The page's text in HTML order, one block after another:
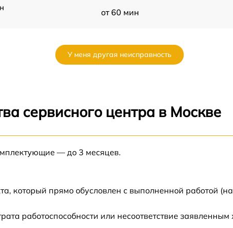
от 60 мин
W от 60 мин
У меня другая неисправность
сервисного центра в Москве
— до 3 месяцев.
который прямо обусловлен с выполненной работой
работоспособности или несоответствие